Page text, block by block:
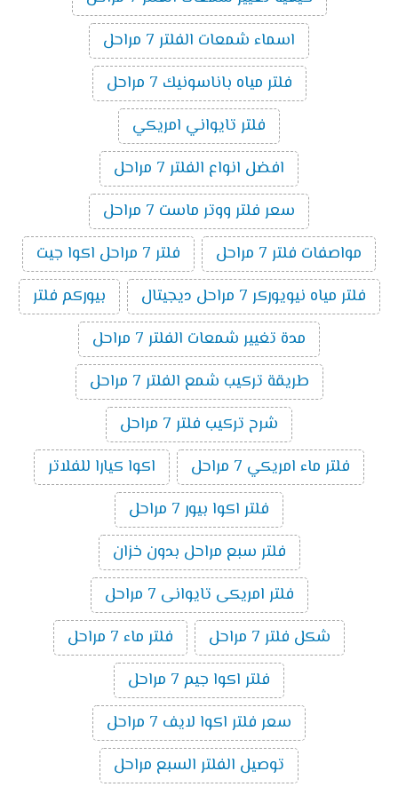
اسماء شمعات الفلتر 7 مراحل
فلتر مياه باناسونيك 7 مراحل
فلتر تايواني امريكي
افضل انواع الفلتر 7 مراحل
سعر فلتر ووتر ماست 7 مراحل
مواصفات فلتر 7 مراحل
فلتر 7 مراحل اكوا جيت
فلتر مياه نيويوركر 7 مراحل ديجيتال
بيوركم فلتر
مدة تغيير شمعات الفلتر 7 مراحل
طريقة تركيب شمع الفلتر 7 مراحل
شرح تركيب فلتر 7 مراحل
فلتر ماء امريكي 7 مراحل
اكوا كيارا للفلاتر
فلتر اكوا بيور 7 مراحل
فلتر سبع مراحل بدون خزان
فلتر امريكى تايوانى 7 مراحل
شكل فلتر 7 مراحل
فلتر ماء 7 مراحل
فلتر اكوا جيم 7 مراحل
سعر فلتر اكوا لايف 7 مراحل
توصيل الفلتر السبع مراحل